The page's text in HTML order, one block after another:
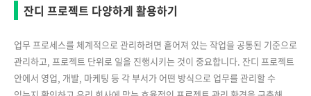
잔디 프로젝트 다양하게 활용하기
업무 프로세스를 체계적으로 관리하려면 흩어져 있는 작업을 공통된 기준으로
관리하고, 프로젝트 단위로 일을 진행시키는 것이 중요합니다. 잔디 프로젝트
안에서 영업, 개발, 마케팅 등 각 부서가 어떤 방식으로 업무를 관리할 수